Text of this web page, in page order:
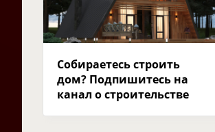
Собираетесь строить
дом? Подпишитесь на
канал о строительстве